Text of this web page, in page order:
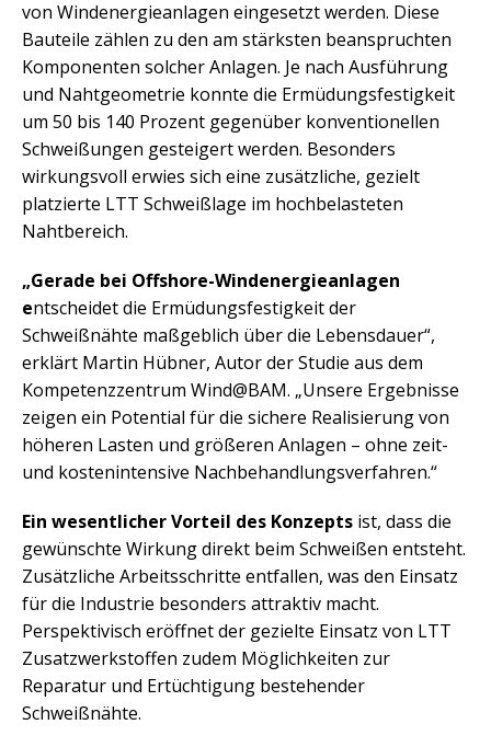
von Windenergieanlagen eingesetzt werden. Diese
Bauteile zählen zu den am stärksten beanspruchten
Komponenten solcher Anlagen. Je nach Ausführung
und Nahtgeometrie konnte die Ermüdungsfestigkeit
um 50 bis 140 Prozent gegenüber konventionellen
Schweißungen gesteigert werden. Besonders
wirkungsvoll erwies sich eine zusätzliche, gezielt
platzierte LTT Schweißlage im hochbelasteten
Nahtbereich.
„Gerade bei Offshore-Windenergieanlagen
entscheidet die Ermüdungsfestigkeit der
Schweißnähte maßgeblich über die Lebensdauer“,
erklärt Martin Hübner, Autor der Studie aus dem
Kompetenzzentrum Wind@BAM. „Unsere Ergebnisse
zeigen ein Potential für die sichere Realisierung von
höheren Lasten und größeren Anlagen – ohne zeit-
und kostenintensive Nachbehandlungsverfahren.“
Ein wesentlicher Vorteil des Konzepts ist, dass die
gewünschte Wirkung direkt beim Schweißen entsteht.
Zusätzliche Arbeitsschritte entfallen, was den Einsatz
für die Industrie besonders attraktiv macht.
Perspektivisch eröffnet der gezielte Einsatz von LTT
Zusatzwerkstoffen zudem Möglichkeiten zur
Reparatur und Ertüchtigung bestehender
Schweißnähte.